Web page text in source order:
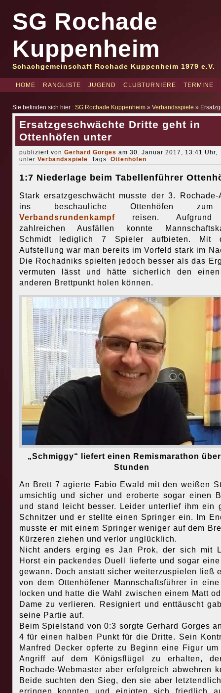
SG Rochade
Kuppenheim
Schachgemeinschaft Rochade Kuppenheim 1979 e.V.
HOME RANGLISTE JUGEND CLUBTURNIERE TERMINE
Sie befinden sich hier : SG Rochade Kuppenheim» Verbandsspiele »
Ersatzgeschwächte Dritte geht in
Ottenhöfen unter
publiziert von Gerhard Gorges am 30. Januar 2017, 13:41 Uhr,
unter Verbandsspiele Tags: Ottenhöfen
1:7 Niederlage beim Tabellenführer
Stark ersatzgeschwächt musste der 3. Rochade-
ins beschauliche Ottenhöfen
Verbandsrundenkampfreisen. Aufgrund
zahlreichen Ausfällen konnte
Schmidt lediglich 7 Spieler aufbieten. Mit
Aufstellung war man bereits im Vorfeld stark im
Die Rochadniks spielten jedoch besser als das
vermuten lässt und hätte sicherlich den
anderen Brettpunkt holen können.
„Schmiggy“ liefert einen Remismarathon
Stunden
An Brett 7 agierte Fabio Ewald mit den weißen
umsichtig und sicher und eroberte sogar einen
und stand leicht besser. Leider unterlief ihm ein
Schnitzer und er stellte einen Springer ein. Im
musste er mit einem Springer weniger auf dem
Kürzeren ziehen und verlor unglücklich.
Nicht anders erging es Jan Prok, der sich mit
Horst ein packendes Duell lieferte und sogar
gewann. Doch anstatt sicher weiterzuspielen ließ
von dem Ottenhöfener Mannschaftsführer in
locken und hatte die Wahl zwischen einem Matt
Dame zu verlieren. Resigniert und enttäuscht
seine Partie auf.
Beim Spielstand von 0:3 sorgte Gerhard Gorges
4 für einen halben Punkt für die Dritte. Sein
Manfred Decker opferte zu Beginn eine Figur um
Angriff auf dem Königsflügel zu erhalten,
Rochade-Webmaster aber erfolgreich abwehren
Beide suchten den Sieg, den sie aber